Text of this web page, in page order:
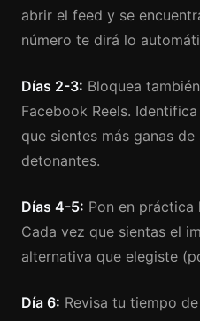
abrir el feed y se
número te dirá lo
Días 2-3: Bloquea
Facebook Reels.
que sientes más ganas
detonantes.
Días 4-5: Pon en práctica
Cada vez que sientas el
alternativa que elegiste
Día 6: Revisa tu tiempo